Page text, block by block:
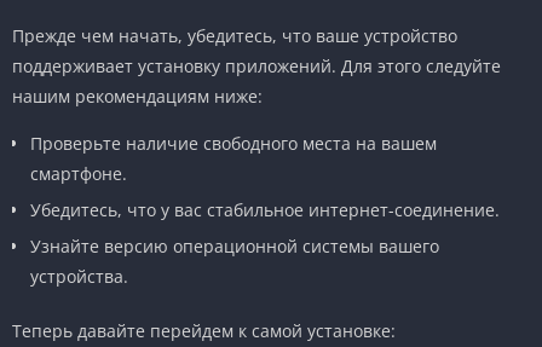
Прежде чем начать, убедитесь, что ваше устройство
поддерживает установку приложений. Для этого следуйте
нашим рекомендациям ниже:
Проверьте наличие свободного места на вашем
смартфоне.
Убедитесь, что у вас стабильное интернет-соединение.
Узнайте версию операционной системы вашего
устройства.
Теперь давайте перейдем к самой установке: